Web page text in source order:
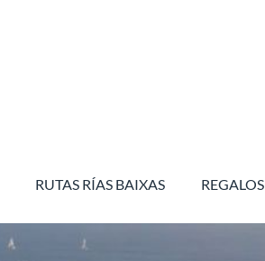
RUTAS RÍAS BAIXAS REGALOS